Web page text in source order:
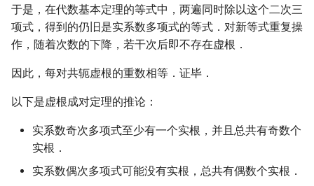
Min_25 筛
洲阁筛
连分数
矩阵树定理
LGV 引理
图上随机游走
于是，在代数基本定理的等式中，两遍同时除以这个二次三
项式，得到的仍旧是实系数多项式的等式．对新等式重复操
作，随着次数的下降，若干次后即不存在虚根．
因此，每对共轭虚根的重数相等．证毕．
以下是虚根成对定理的推论：
实系数奇次多项式至少有一个实根，并且总共有奇数个
实根．
实系数偶次多项式可能没有实根，总共有偶数个实根．